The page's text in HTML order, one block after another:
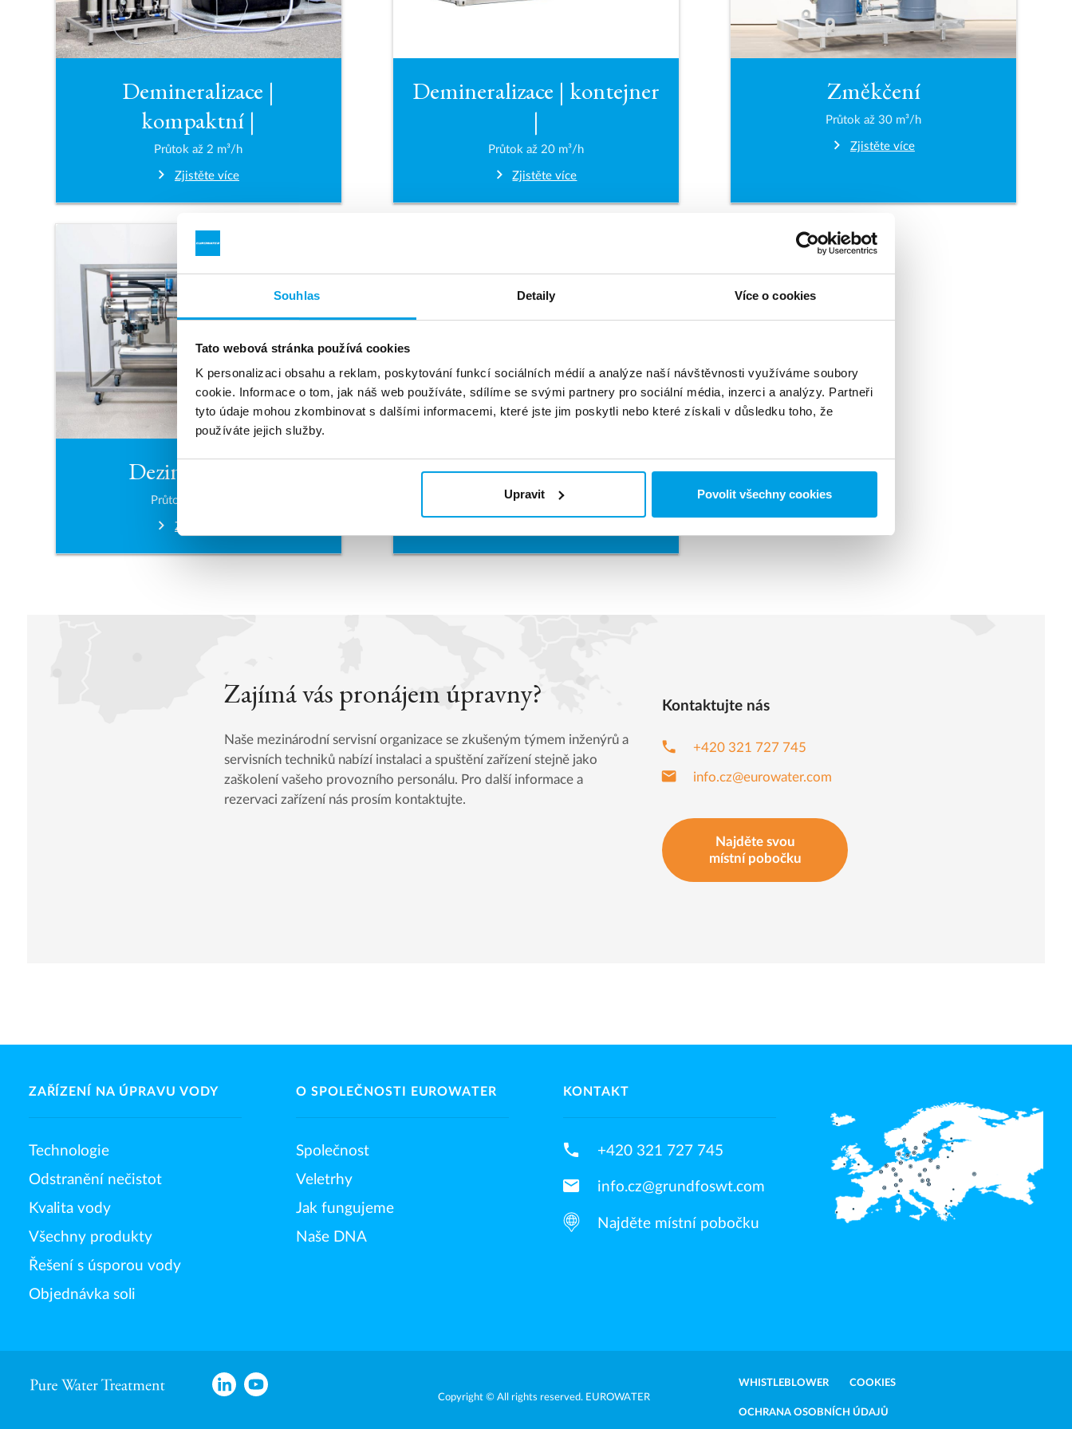
Souhlas Detaily Více o cookies
Tato webová stránka používá cookies
K personalizaci obsahu a reklam, poskytování funkcí sociálních médií a analýze naší návštěvnosti využíváme soubory
cookie. Informace o tom, jak náš web používáte, sdílíme se svými partnery pro sociální média, inzerci a analýzy. Partneři
tyto údaje mohou zkombinovat s dalšími informacemi, které jste jim poskytli nebo které získali v důsledku toho, že
používáte jejich služby.
Upravit Povolit všechny cookies
Demineralizace |
kompaktní |
Průtok až 2 m³/h
Zjistěte více
Demineralizace | kontejner
|
Průtok až 20 m³/h
Zjistěte více
Změkčení
Průtok až 30 m³/h
Zjistěte více
Dezinfekce UV
Průtok až 99 m³/h
Zjistěte více
Mixed bed
Vodivost pod 0,2 μS/cm
Zajímá vás pronájem úpravny?
Naše mezinárodní servisní organizace se zkušeným týmem inženýrů a
servisních techniků nabízí instalaci a spuštění zařízení stejně jako
zaškolení vašeho provozního personálu. Pro další informace a
rezervaci zařízení nás prosím kontaktujte.
Kontaktujte nás
phone +420 321 727 745
mail info.cz@eurowater.com
Najděte svou
místní pobočku
ZAŘÍZENÍ NA ÚPRAVU VODY
Technologie
Odstranění nečistot
Kvalita vody
Všechny produkty
Řešení s úsporou vody
Objednávka soli
O SPOLEČNOSTI EUROWATER
Společnost
Veletrhy
Jak fungujeme
Naše DNA
KONTAKT
phone +420 321 727 745
email info.cz@grundfoswt.com
Najděte místní pobočku
Copyright © All rights reserved. EUROWATER
WHISTLEBLOWER COOKIES
OCHRANA OSOBNÍCH ÚDAJŮ